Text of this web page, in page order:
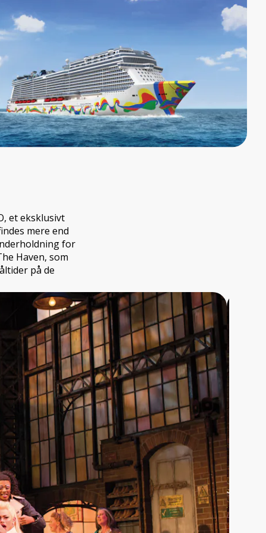
et eksklusivt
mere end
for
Haven, som
på de